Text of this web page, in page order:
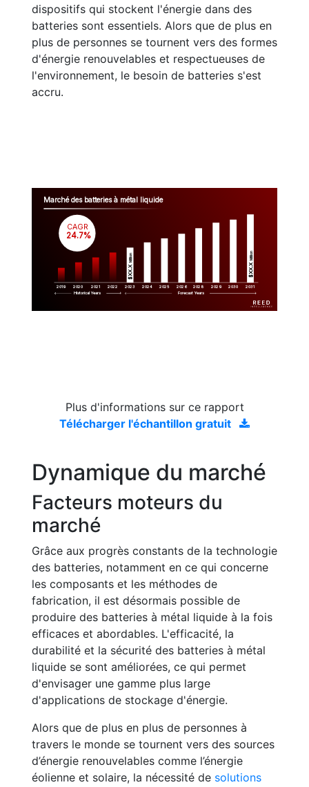
dispositifs qui stockent l'énergie dans des
batteries sont essentiels. Alors que de plus en
plus de personnes se tournent vers des formes
d'énergie renouvelables et respectueuses de
l'environnement, le besoin de batteries s'est
accru.
Marché des batteries à métal liquide
2019 2020 2021 2022 2023 2024 2025 2026 2028 2029 2030 2031
$XX.X
Million
$XX.X
Million
CAGR
24.7%
Historical Years Forecast Years
Plus d'informations sur ce rapport
Télécharger l'échantillon gratuit
Dynamique du marché
Facteurs moteurs du
marché
Grâce aux progrès constants de la technologie
des batteries, notamment en ce qui concerne
les composants et les méthodes de
fabrication, il est désormais possible de
produire des batteries à métal liquide à la fois
efficaces et abordables. L'efficacité, la
durabilité et la sécurité des batteries à métal
liquide se sont améliorées, ce qui permet
d'envisager une gamme plus large
d'applications de stockage d'énergie.
Alors que de plus en plus de personnes à
travers le monde se tournent vers des sources
d’énergie renouvelables comme l’énergie
éolienne et solaire, la nécessité de solutions